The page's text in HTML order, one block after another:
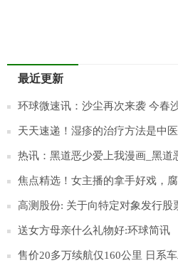
最近更新
环球微速讯：沙尘再次来袭 今春
天天速递！湿疹的治疗方法是中
热讯：黑道恶少爱上我漫画_黑道
焦点精选！女主播的拿手好戏，
搞怪，那沫子呢？
高测股份: 关于向特定对象发行
财务数据的提示性公告
送女方母亲什么礼物好:环球简讯
售价20多万续航仅160公里 日系